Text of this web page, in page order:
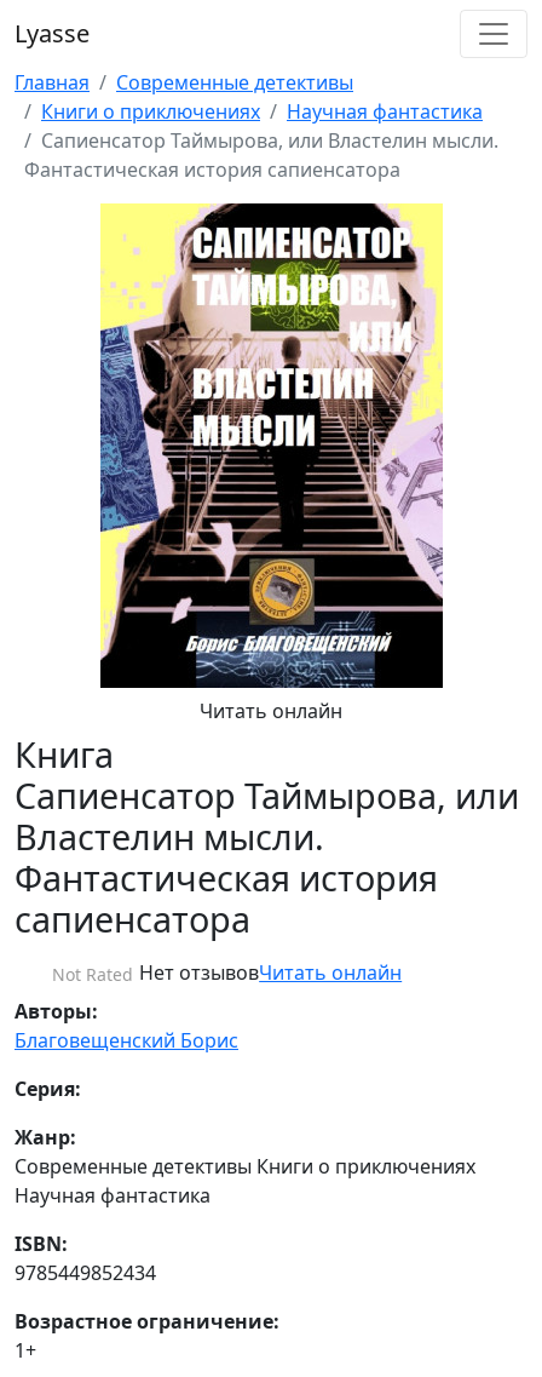
Lyasse
Главная
Современные детективы
Книги о приключениях
Научная фантастика
Сапиенсатор Таймырова, или Властелин мысли.
Фантастическая история сапиенсатора
Читать онлайн
Книга
Сапиенсатор Таймырова, или
Властелин мысли.
Фантастическая история
сапиенсатора
Not Rated Нет отзывовЧитать онлайн
Авторы:
Благовещенский Борис
Серия:
Жанр:
Современные детективы Книги о приключениях
Научная фантастика
ISBN:
9785449852434
Возрастное ограничение:
1+